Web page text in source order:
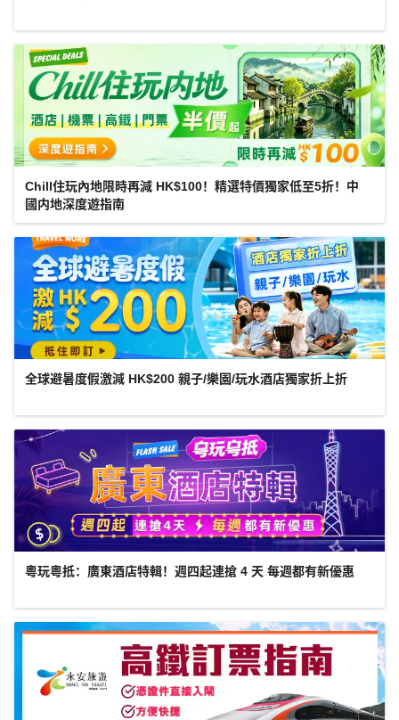
Chill住玩內地限時再減 HK$100！精選特價獨家低至5折！中
國内地深度遊指南
全球避暑度假激減 HK$200 親子/樂園/玩水酒店獨家折上折
粵玩粵抵：廣東酒店特輯！週四起連搶 4 天 每週都有新優惠